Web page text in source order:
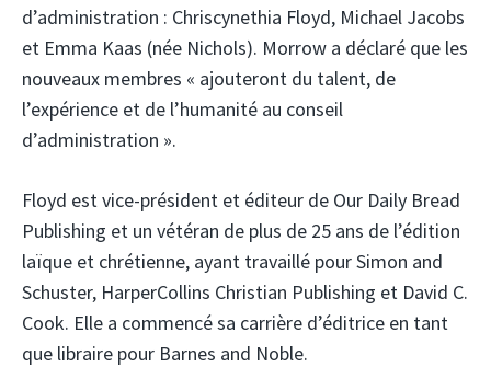
d’administration : Chriscynethia Floyd, Michael Jacobs
et Emma Kaas (née Nichols). Morrow a déclaré que les
nouveaux membres « ajouteront du talent, de
l’expérience et de l’humanité au conseil
d’administration ».
Floyd est vice-président et éditeur de Our Daily Bread
Publishing et un vétéran de plus de 25 ans de l’édition
laïque et chrétienne, ayant travaillé pour Simon and
Schuster, HarperCollins Christian Publishing et David C.
Cook. Elle a commencé sa carrière d’éditrice en tant
que libraire pour Barnes and Noble.